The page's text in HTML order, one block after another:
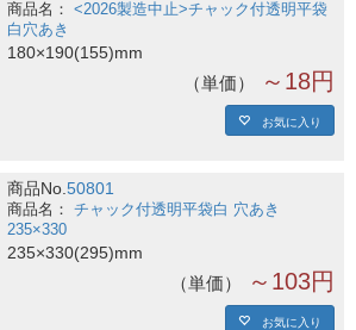
<2026製造中止>チャック付透明平袋
白穴あき
180×190(155)mm
単価 ～18円
お気に入り
商品No.50801
チャック付透明平袋白 穴あき
235×330
235×330(295)mm
単価 ～103円
お気に入り